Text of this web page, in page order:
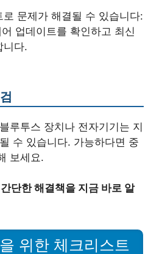
문제가 해결될 수 있습니다:
업데이트를 확인하고 최신
니다.
루투스 장치나 전자기기는 지
수 있습니다. 가능하다면 중
보세요.
단한 해결책을 지금 바로 알
위한 체크리스트